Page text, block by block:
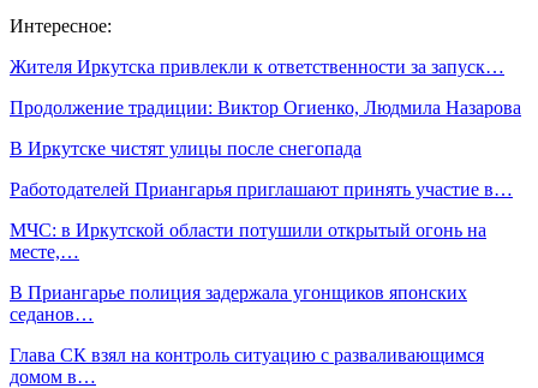
Интересное:
Жителя Иркутска привлекли к ответственности за запуск…
Продолжение традиции: Виктор Огиенко, Людмила Назарова
В Иркутске чистят улицы после снегопада
Работодателей Приангарья приглашают принять участие в…
МЧС: в Иркутской области потушили открытый огонь на
месте,…
В Приангарье полиция задержала угонщиков японских
седанов…
Глава СК взял на контроль ситуацию с разваливающимся
домом в…